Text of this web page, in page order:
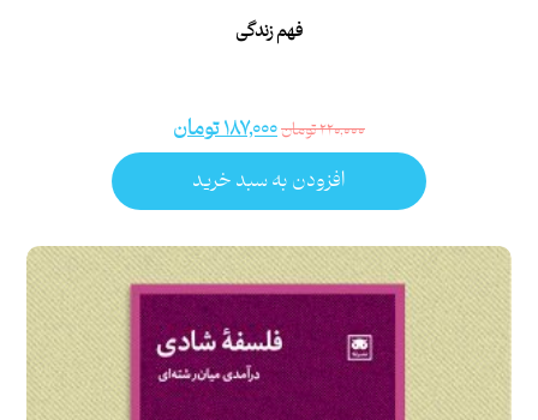
فهم زندگی
۲۲۰,۰۰۰تومان۱۸۷,۰۰۰تومان
افزودن به سبد خرید